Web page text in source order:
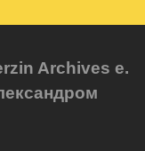
Archives e.